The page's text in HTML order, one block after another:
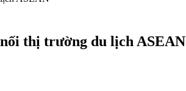
thị trường du lịch ASEAN